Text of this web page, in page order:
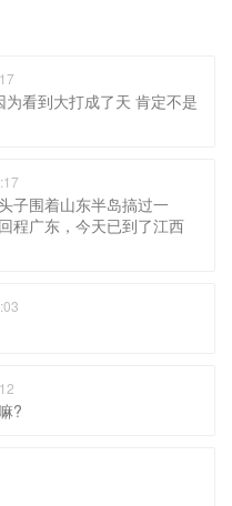
看到大打成了天 肯定不是
子围着山东半岛搞过一
程广东，今天已到了江西
?